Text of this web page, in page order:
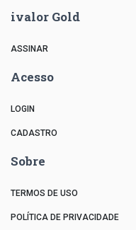
ivalor Gold
ASSINAR
Acesso
LOGIN
CADASTRO
Sobre
TERMOS DE USO
POLÍTICA DE PRIVACIDADE